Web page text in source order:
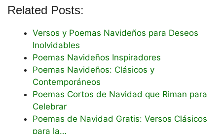
Related Posts:
Versos y Poemas Navideños para Deseos
Inolvidables
Poemas Navideños Inspiradores
Poemas Navideños: Clásicos y
Contemporáneos
Poemas Cortos de Navidad que Riman para
Celebrar
Poemas de Navidad Gratis: Versos Clásicos
para la…